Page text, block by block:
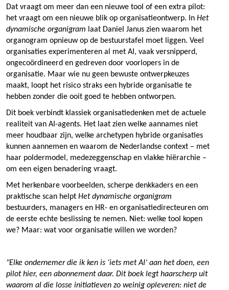
Dat vraagt om meer dan een nieuwe tool of een extra pilot:
het vraagt om een nieuwe blik op organisatieontwerp. In Het
dynamische organigram laat Daniel Janus zien waarom het
organogram opnieuw op de bestuurstafel moet liggen. Veel
organisaties experimenteren al met AI, vaak versnipperd,
ongecoördineerd en gedreven door voorlopers in de
organisatie. Maar wie nu geen bewuste ontwerpkeuzes
maakt, loopt het risico straks een hybride organisatie te
hebben zonder die ooit goed te hebben ontworpen.
Dit boek verbindt klassiek organisatiedenken met de actuele
realiteit van AI-agents. Het laat zien welke aannames niet
meer houdbaar zijn, welke archetypen hybride organisaties
kunnen aannemen en waarom de Nederlandse context – met
haar poldermodel, medezeggenschap en vlakke hiërarchie –
om een eigen benadering vraagt.
Met herkenbare voorbeelden, scherpe denkkaders en een
praktische scan helpt Het dynamische organigram
bestuurders, managers en HR- en organisatiedirecteuren om
de eerste echte beslissing te nemen. Niet: welke tool kopen
we? Maar: wat voor organisatie willen we worden?
"Elke ondernemer die ik ken is ‘iets met AI’ aan het doen, een
pilot hier, een abonnement daar. Dit boek legt haarscherp uit
waarom al die losse initiatieven zo weinig opleveren: niet de